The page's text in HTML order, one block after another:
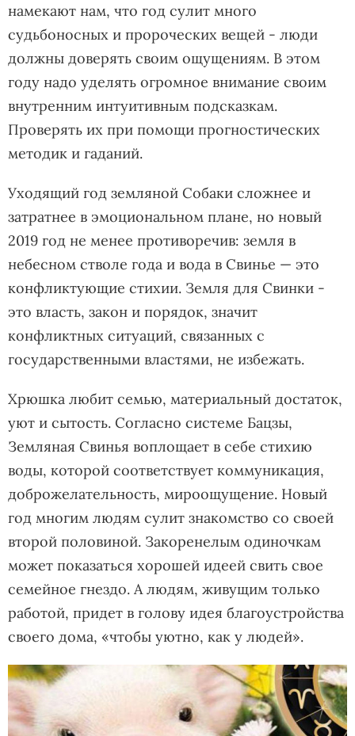
намекают нам, что год сулит много
судьбоносных и пророческих вещей - люди
должны доверять своим ощущениям. В этом
году надо уделять огромное внимание своим
внутренним интуитивным подсказкам.
Проверять их при помощи прогностических
методик и гаданий.
Уходящий год земляной Собаки сложнее и
затратнее в эмоциональном плане, но новый
2019 год не менее противоречив: земля в
небесном стволе года и вода в Свинье — это
конфликтующие стихии. Земля для Свинки -
это власть, закон и порядок, значит
конфликтных ситуаций, связанных с
государственными властями, не избежать.
Хрюшка любит семью, материальный достаток,
уют и сытость. Согласно системе Бацзы,
Земляная Свинья воплощает в себе стихию
воды, которой соответствует коммуникация,
доброжелательность, мироощущение. Новый
год многим людям сулит знакомство со своей
второй половиной. Закоренелым одиночкам
может показаться хорошей идеей свить свое
семейное гнездо. А людям, живущим только
работой, придет в голову идея благоустройства
своего дома, «чтобы уютно, как у людей».